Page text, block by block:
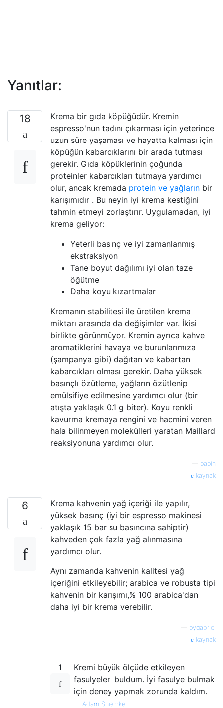
Yanıtlar:
18
Krema bir gıda köpüğüdür. Kremin
espresso'nun tadını çıkarması için yeterince
uzun süre yaşaması ve hayatta kalması için
köpüğün kabarcıklarını bir arada tutması
gerekir. Gıda köpüklerinin çoğunda
proteinler kabarcıkları tutmaya yardımcı
olur, ancak kremada protein ve yağların bir
karışımıdır . Bu neyin iyi krema kestiğini
tahmin etmeyi zorlaştırır. Uygulamadan, iyi
krema geliyor:
Yeterli basınç ve iyi zamanlanmış
ekstraksiyon
Tane boyut dağılımı iyi olan taze
öğütme
Daha koyu kızartmalar
Kremanın stabilitesi ile üretilen krema
miktarı arasında da değişimler var. İkisi
birlikte görünmüyor. Kremin ayrıca kahve
aromatiklerini havaya ve burunlarımıza
(şampanya gibi) dağıtan ve kabartan
kabarcıkları olması gerekir. Daha yüksek
basınçlı özütleme, yağların özütlenip
emülsifiye edilmesine yardımcı olur (bir
atışta yaklaşık 0.1 g biter). Koyu renkli
kavurma kremaya rengini ve hacmini veren
hala bilinmeyen molekülleri yaratan Maillard
reaksiyonuna yardımcı olur.
papin
kaynak
6
Krema kahvenin yağ içeriği ile yapılır,
yüksek basınç (iyi bir espresso makinesi
yaklaşık 15 bar su basıncına sahiptir)
kahveden çok fazla yağ alınmasına
yardımcı olur.
Aynı zamanda kahvenin kalitesi yağ
içeriğini etkileyebilir; arabica ve robusta tipi
kahvenin bir karışımı,% 100 arabica'dan
daha iyi bir krema verebilir.
pygabriel
kaynak
1
Kremi büyük ölçüde etkileyen
fasulyeleri buldum. İyi fasulye bulmak
için deney yapmak zorunda kaldım.
— Adam Shiemke